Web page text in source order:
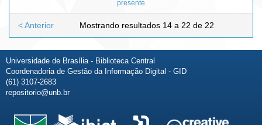
presente.
Mostrando resultados 14 a 22 de 22
< Anterior
Universidade de Brasília - Biblioteca Central
Coordenadoria de Gestão da Informação Digital - GID
(61) 3107-2683
repositorio@unb.br